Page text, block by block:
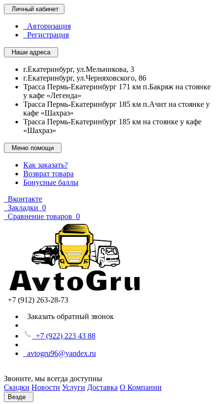
Личный кабинет
Авторизация
Регистрация
Наши адреса
г.Екатеринбург, ул.Мельникова, 3
г.Екатеринбург, ул.Черняховского, 86
Трасса Пермь-Екатеринбург 171 км п.Бакряж на стоянке
у кафе «Легенда»
Трасса Пермь-Екатеринбург 185 км п.Ачит на стоянке у
кафе «Шахраз»
Трасса Пермь-Екатеринбург 185 км на стоянке у кафе
«Шахраз»
Меню помощи
Как заказать?
Возврат товара
Бонусные баллы
Вконтакте
Закладки 0
Сравнение товаров 0
+7 (912) 263-28-73
Заказать обратный звонок
+7 (922) 223 43 88
avtogru96@yandex.ru
Звоните, мы всегда доступны
Скидки Новости Услуги Доставка О Компании
Везде